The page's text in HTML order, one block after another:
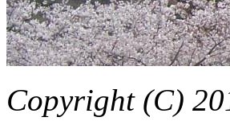
Copyright (C)